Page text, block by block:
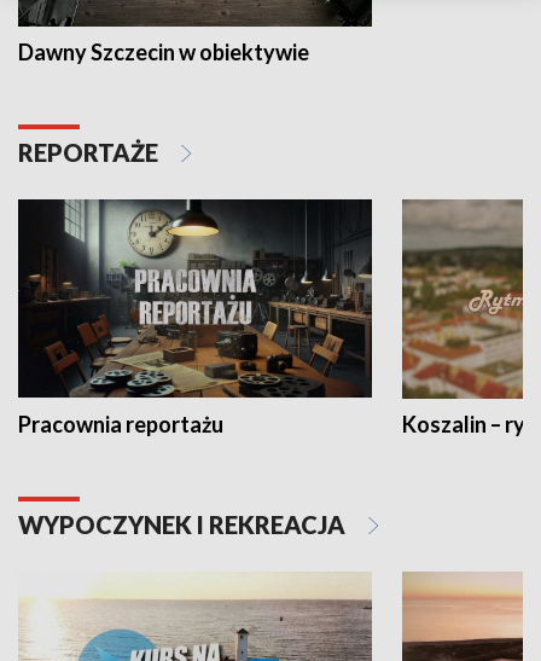
Dawny Szczecin w obiektywie
REPORTAŻE
Pracownia reportażu Koszalin –
WYPOCZYNEK I REKREACJA